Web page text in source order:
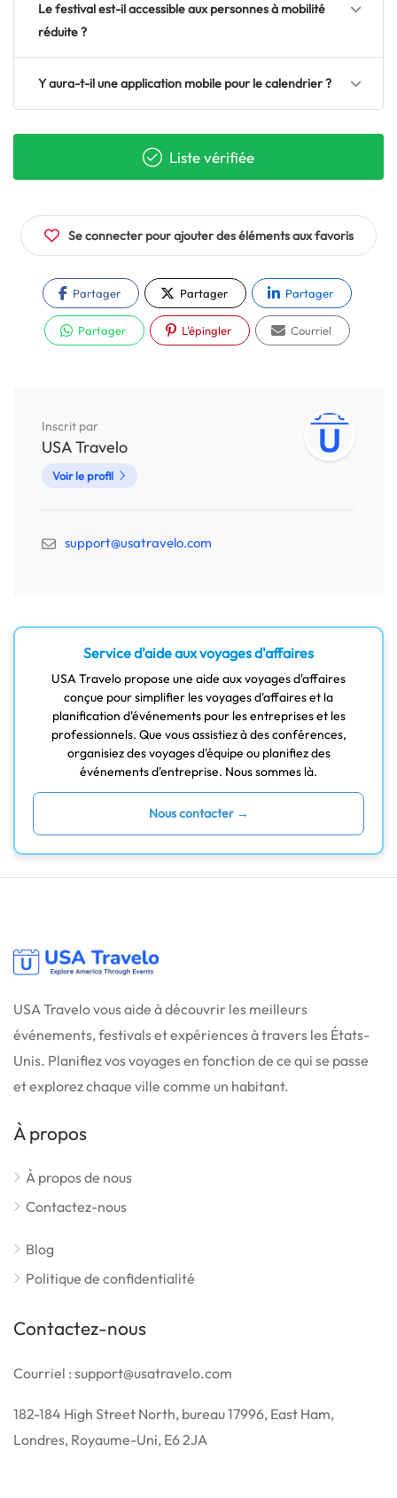
Le festival est-il accessible aux personnes à mobilité
réduite ?
Y aura-t-il une application mobile pour le calendrier ?
Liste vérifiée
Se connecter pour ajouter des éléments aux favoris
Partager Partager Partager
Partager L'épingler Courriel
Inscrit par
USA Travelo
Voir le profil
support@usatravelo.com
Service d'aide aux voyages d'affaires
USA Travelo propose une aide aux voyages d'affaires
conçue pour simplifier les voyages d'affaires et la
planification d'événements pour les entreprises et les
professionnels. Que vous assistiez à des conférences,
organisiez des voyages d'équipe ou planifiez des
événements d'entreprise. Nous sommes là.
Nous contacter →
USA Travelo vous aide à découvrir les meilleurs
événements, festivals et expériences à travers les États-
Unis. Planifiez vos voyages en fonction de ce qui se passe
et explorez chaque ville comme un habitant.
À propos
À propos de nous
Contactez-nous
Blog
Politique de confidentialité
Contactez-nous
Courriel : support@usatravelo.com
182-184 High Street North, bureau 17996, East Ham,
Londres, Royaume-Uni, E6 2JA